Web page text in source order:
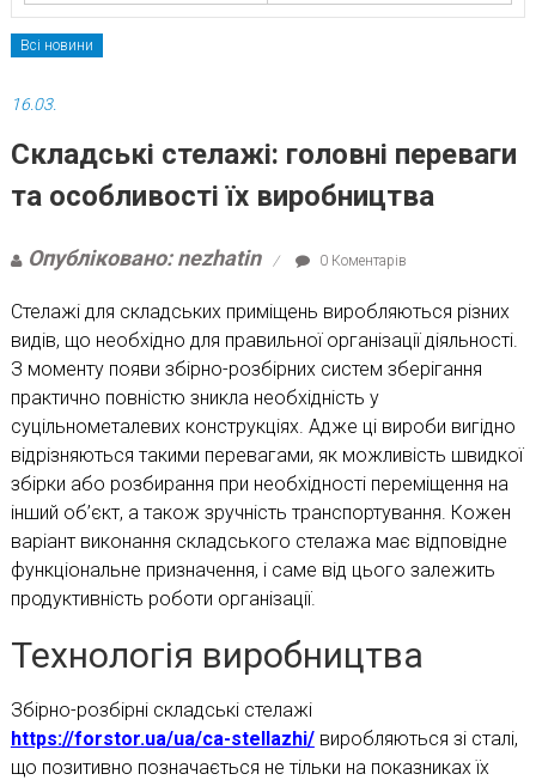
Всі новини
16.03.
Складські стелажі: головні переваги
та особливості їх виробництва
Опубліковано: nezhatin 0 Коментарів
Стелажі для складських приміщень виробляються різних
видів, що необхідно для правильної організації діяльності.
З моменту появи збірно-розбірних систем зберігання
практично повністю зникла необхідність у
суцільнометалевих конструкціях. Адже ці вироби вигідно
відрізняються такими перевагами, як можливість швидкої
збірки або розбирання при необхідності переміщення на
інший об’єкт, а також зручність транспортування. Кожен
варіант виконання складського стелажа має відповідне
функціональне призначення, і саме від цього залежить
продуктивність роботи організації.
Технологія виробництва
Збірно-розбірні складські стелажі
https://forstor.ua/ua/ca-stellazhi/виробляються зі сталі,
що позитивно позначається не тільки на показниках їх